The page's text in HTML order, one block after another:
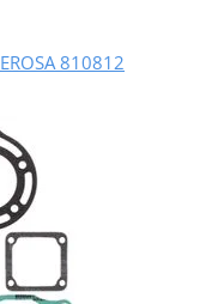
810812